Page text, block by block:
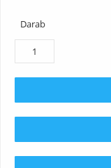
Darab